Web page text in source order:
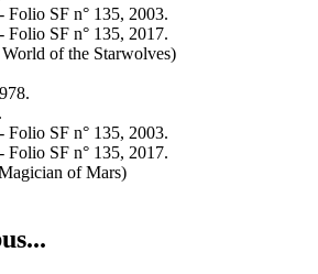
Folio SF n° 135, 2003.
Folio SF n° 135, 2017.
of the Starwolves)
Folio SF n° 135, 2003.
Folio SF n° 135, 2017.
of Mars)